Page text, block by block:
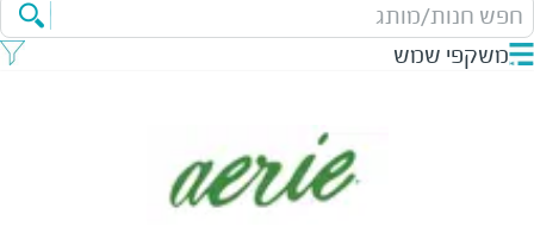
חפש חנות/מותג
משקפי שמש